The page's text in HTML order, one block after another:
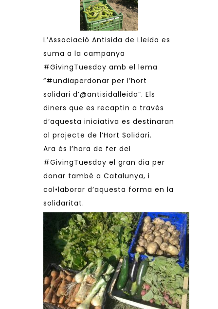
L’Associació Antisida de Lleida es
suma a la campanya
#GivingTuesday amb el lema
“#undiaperdonar per l’hort
solidari d’@antisidalleida”. Els
diners que es recaptin a través
d’aquesta iniciativa es destinaran
al projecte de l’Hort Solidari.
Ara és l’hora de fer del
#GivingTuesday el gran dia per
donar també a Catalunya, i
col•laborar d’aquesta forma en la
solidaritat.